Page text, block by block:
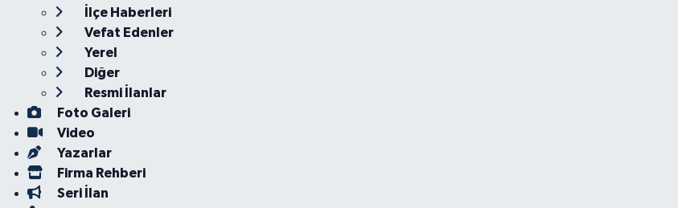
İlçe Haberleri
Vefat Edenler
Yerel
Diğer
Resmi İlanlar
Foto Galeri
Video
Yazarlar
Firma Rehberi
Seri İlan